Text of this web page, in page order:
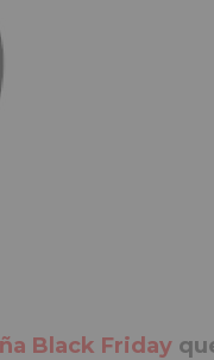
Black Friday